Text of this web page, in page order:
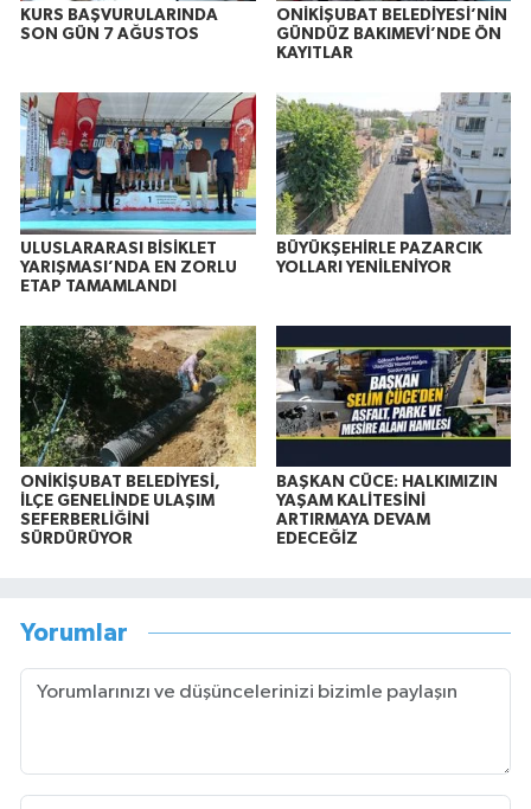
KURS BAŞVURULARINDA
SON GÜN 7 AĞUSTOS
ONİKİŞUBAT BELEDİYESİ’NİN
GÜNDÜZ BAKIMEVİ’NDE ÖN
KAYITLAR
ULUSLARARASI BİSİKLET
YARIŞMASI’NDA EN ZORLU
ETAP TAMAMLANDI
BÜYÜKŞEHİRLE PAZARCIK
YOLLARI YENİLENİYOR
ONİKİŞUBAT BELEDİYESİ,
İLÇE GENELİNDE ULAŞIM
SEFERBERLİĞİNİ
SÜRDÜRÜYOR
BAŞKAN CÜCE: HALKIMIZIN
YAŞAM KALİTESİNİ
ARTIRMAYA DEVAM
EDECEĞİZ
Yorumlar